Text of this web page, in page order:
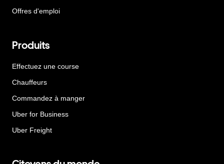
Offres d'emploi
Produits
Effectuez une course
Chauffeurs
Commandez à manger
Uber for Business
Uber Freight